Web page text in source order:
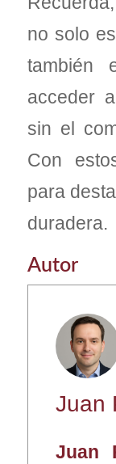
no solo
también
acceder
sin el
Con
para
duradera.
Autor
Juan
Juan